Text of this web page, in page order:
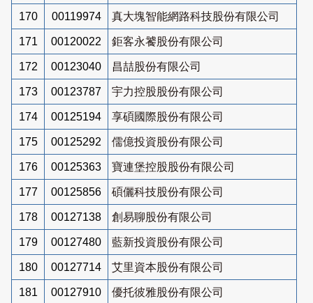
170 00119974 真大塊智能網路科技股份有限公司
171 00120022 鉅客永饕股份有限公司
172 00123040 昌喆股份有限公司
173 00123787 宇力控股股份有限公司
174 00125194 享碩國際股份有限公司
175 00125292 儒億投資股份有限公司
176 00125363 寶連堡控股股份有限公司
177 00125856 碩儷科技股份有限公司
178 00127138 創易聊股份有限公司
179 00127480 藍新投資股份有限公司
180 00127714 艾里資本股份有限公司
181 00127910 優托彼雅股份有限公司